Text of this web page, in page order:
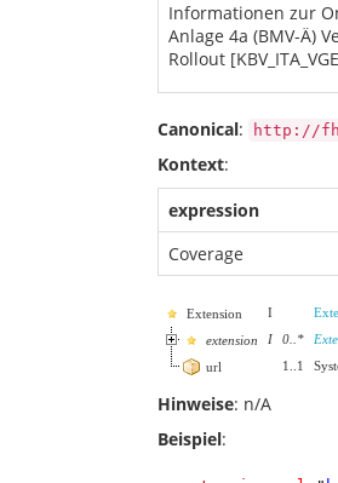
Informationen zur
Anlage 4a (BMV-Ä)
Rollout
Canonical: http://
Kontext:
expression
Coverage
Extension I
extension
I 0 *
url
1 1
Hinweise: n/A
Beispiel: